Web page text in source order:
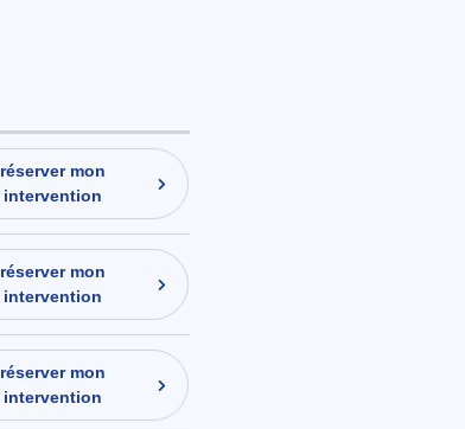
réserver mon
intervention
réserver mon
intervention
réserver mon
intervention